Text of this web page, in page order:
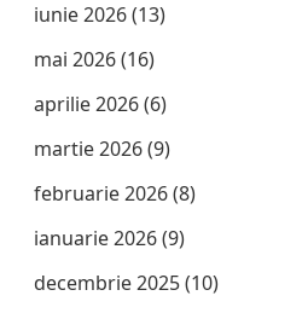
iunie 2026(13)
mai 2026(16)
aprilie 2026(6)
martie 2026(9)
februarie 2026(8)
ianuarie 2026(9)
decembrie 2025(10)